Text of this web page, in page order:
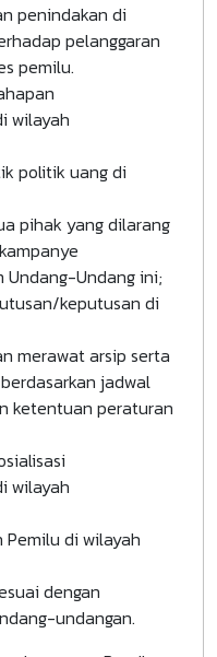
penindakan di
pelanggaran
pemilu.
wilayah
politik uang di
pihak yang dilarang
Undang ini;
keputusan di
merawat arsip serta
jadwal
ketentuan peraturan
wilayah
Pemilu di wilayah
dengan
undangan.